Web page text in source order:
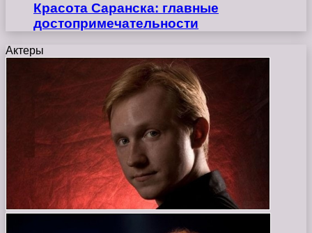
Красота Саранска: главные
достопримечательности
Актеры